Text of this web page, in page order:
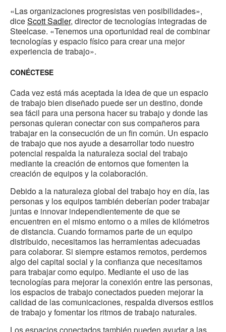
«Las organizaciones progresistas ven posibilidades»,
diceScott Sadler, director de tecnologías integradas de
Steelcase. «Tenemos una oportunidad real de combinar
tecnologías y espacio físico para crear una mejor
experiencia de trabajo».
CONÉCTESE
Cada vez está más aceptada la idea de que un espacio
de trabajo bien diseñado puede ser un destino, donde
sea fácil para una persona hacer su trabajo y donde las
personas quieran conectar con sus compañeros para
trabajar en la consecución de un fin común. Un espacio
de trabajo que nos ayude a desarrollar todo nuestro
potencial respalda la naturaleza social del trabajo
mediante la creación de entornos que fomenten la
creación de equipos y la colaboración.
Debido a la naturaleza global del trabajo hoy en día, las
personas y los equipos también deberían poder trabajar
juntas e innovar independientemente de que se
encuentren en el mismo entorno o a miles de kilómetros
de distancia. Cuando formamos parte de un equipo
distribuido, necesitamos las herramientas adecuadas
para colaborar. Si siempre estamos remotos, perdemos
algo del capital social y la confianza que necesitamos
para trabajar como equipo. Mediante el uso de las
tecnologías para mejorar la conexión entre las personas,
los espacios de trabajo conectados pueden mejorar la
calidad de las comunicaciones, respalda diversos estilos
de trabajo y fomentar los ritmos de trabajo naturales.